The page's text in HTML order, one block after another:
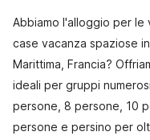
Abbiamo l'alloggio per
case vacanza spaziose
Marittima, Francia?
ideali per gruppi
persone, 8 persone, 10
persone e persino per